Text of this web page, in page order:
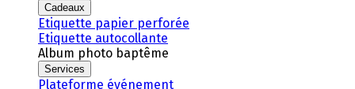
Cadeaux
Etiquette papier perforée
Etiquette autocollante
Album photo baptême
Services
Plateforme événement